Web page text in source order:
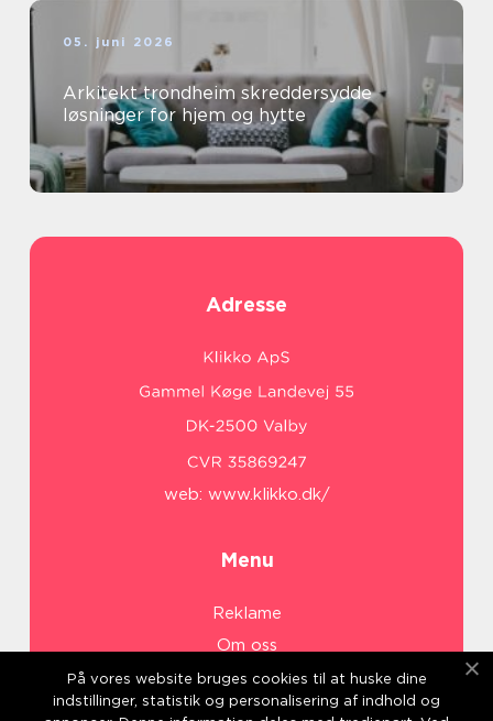
05. juni 2026
Arkitekt trondheim skreddersydde
løsninger for hjem og hytte
Adresse
web: www.klikko.dk/
Menu
Reklame
Om oss
Cookies
Kontakt Oss
På vores website bruges cookies til at huske dine
indstillinger, statistik og personalisering af indhold og